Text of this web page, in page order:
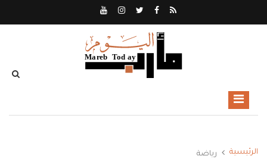
الرئيسية رياضة